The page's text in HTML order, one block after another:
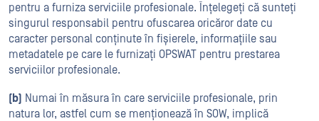
pentru a furniza serviciile profesionale. Înțelegeți că sunteți
singurul responsabil pentru ofuscarea oricăror date cu
caracter personal conținute în fișierele, informațiile sau
metadatele pe care le furnizați OPSWAT pentru prestarea
serviciilor profesionale.
(b) Numai în măsura în care serviciile profesionale, prin
natura lor, astfel cum se menționează în SOW, implică